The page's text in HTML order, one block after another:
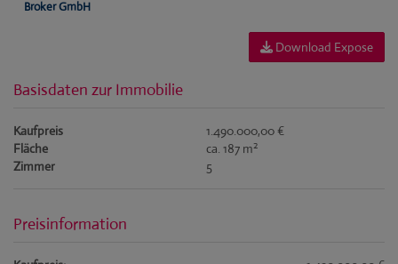
Download Expose
Basisdaten zur Immobilie
Kaufpreis
1.490.000,00 €
Fläche
ca. 187 m2
Zimmer 5
Preisinformation